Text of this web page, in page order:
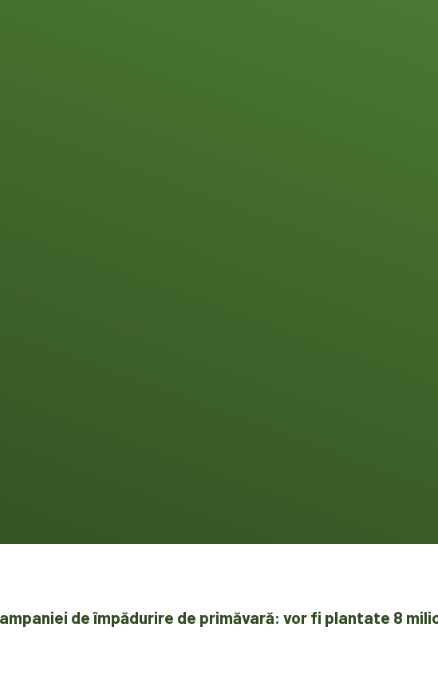
de împădurire de primăvară: vor fi plantate 8